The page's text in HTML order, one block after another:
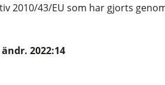
2010/43/EU som har gjorts
ändr. 2022:14